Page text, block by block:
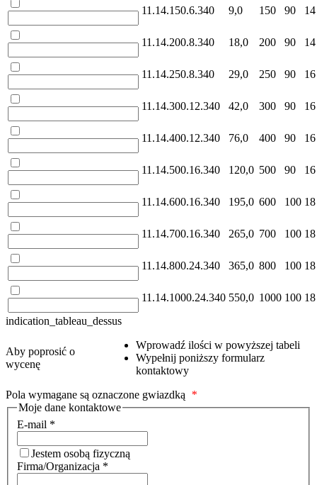
11.14.150.6.340 9,0 150 90 14
11.14.200.8.340 18,0 200 90 14
11.14.250.8.340 29,0 250 90 16
11.14.300.12.340 42,0 300 90 16
11.14.400.12.340 76,0 400 90 16
11.14.500.16.340 120,0 500 90 16
11.14.600.16.340 195,0 600 100 18
11.14.700.16.340 265,0 700 100 18
11.14.800.24.340 365,0 800 100 18
11.14.1000.24.340 550,0 1000 100 18
indication_tableau_dessus
Aby poprosić o
wycenę
Wprowadź ilości w powyższej tabeli
Wypełnij poniższy formularz
kontaktowy
Pola wymagane są oznaczone gwiazdką *
Moje dane kontaktowe
E-mail *
Jestem osobą fizyczną
Firma/Organizacja *